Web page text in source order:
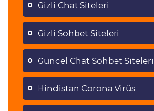
Gizli Chat Siteleri
Gizli Sohbet Siteleri
Güncel Chat Sohbet Siteleri
Hindistan Corona Virüs